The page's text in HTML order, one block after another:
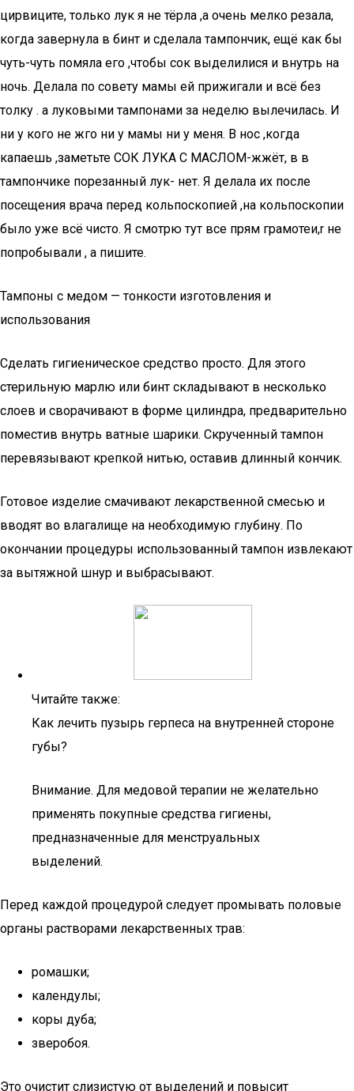
цирвиците, только лук я не тёрла ,а очень мелко резала,
когда завернула в бинт и сделала тампончик, ещё как бы
чуть-чуть помяла его ,чтобы сок выделилися и внутрь на
ночь. Делала по совету мамы ей прижигали и всё без
толку . а луковыми тампонами за неделю вылечилась. И
ни у кого не жго ни у мамы ни у меня. В нос ,когда
капаешь ,заметьте СОК ЛУКА С МАСЛОМ-жжёт, в в
тампончике порезанный лук- нет. Я делала их после
посещения врача перед кольпоскопией ,на кольпоскопии
было уже всё чисто. Я смотрю тут все прям грамотеи,r не
попробывали , а пишите.
Тампоны с медом — тонкости изготовления и
использования
Сделать гигиеническое средство просто. Для этого
стерильную марлю или бинт складывают в несколько
слоев и сворачивают в форме цилиндра, предварительно
поместив внутрь ватные шарики. Скрученный тампон
перевязывают крепкой нитью, оставив длинный кончик.
Готовое изделие смачивают лекарственной смесью и
вводят во влагалище на необходимую глубину. По
окончании процедуры использованный тампон извлекают
за вытяжной шнур и выбрасывают.
Читайте также:
Как лечить пузырь герпеса на внутренней стороне
губы?
Внимание. Для медовой терапии не желательно
применять покупные средства гигиены,
предназначенные для менструальных
выделений.
Перед каждой процедурой следует промывать половые
органы растворами лекарственных трав:
ромашки;
календулы;
коры дуба;
зверобоя.
Это очистит слизистую от выделений и повысит